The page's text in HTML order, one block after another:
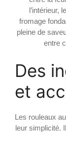
l’intérieur,
fromage
pleine de
entre
Des
et
Les rouleaux
leur simplicité.